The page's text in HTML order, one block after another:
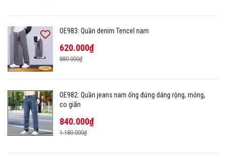
OE983: Quần denim Tencel nam
620.000₫
880.000₫
OE982: Quần jeans nam ống đứng dáng rộng, mỏng,
co giãn
840.000₫
1.180.000₫